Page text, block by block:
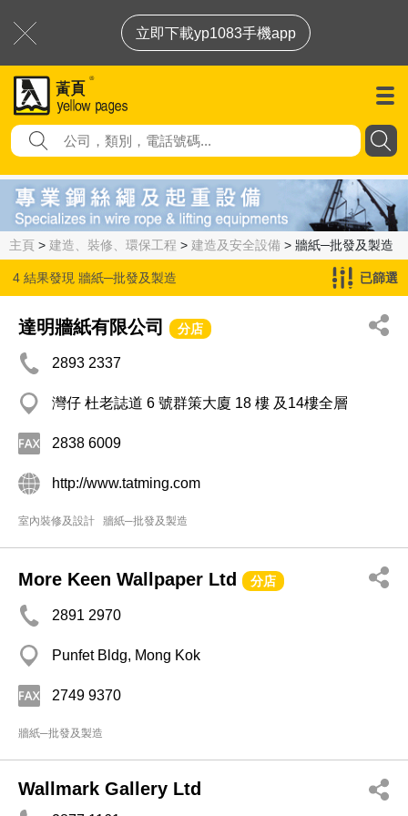
立即下載yp1083手機app
主頁 > 建造、裝修、環保工程 > 建造及安全設備 > 牆紙─批發及製造
4 結果發現 牆紙─批發及製造 已篩選
達明牆紙有限公司 分店
2893 2337
灣仔 杜老誌道 6 號群策大廈 18 樓 及14樓全層
2838 6009
http://www.tatming.com
室內裝修及設計 牆紙─批發及製造
More Keen Wallpaper Ltd 分店
2891 2970
Punfet Bldg, Mong Kok
2749 9370
牆紙─批發及製造
Wallmark Gallery Ltd